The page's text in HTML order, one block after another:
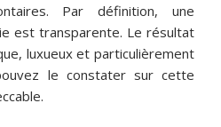
Par définition, une
est transparente. Le résultat
luxueux et particulièrement
le constater sur cette